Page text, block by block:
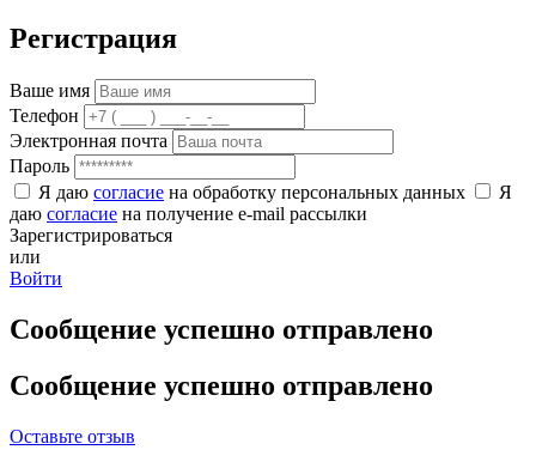
Регистрация
Ваше имя
Телефон
Электронная почта
Пароль
Я даю согласие на обработку персональных данных
Я
даю согласие на получение e-mail рассылки
Зарегистрироваться
или
Войти
Сообщение успешно отправлено
Сообщение успешно отправлено
Оставьте отзыв